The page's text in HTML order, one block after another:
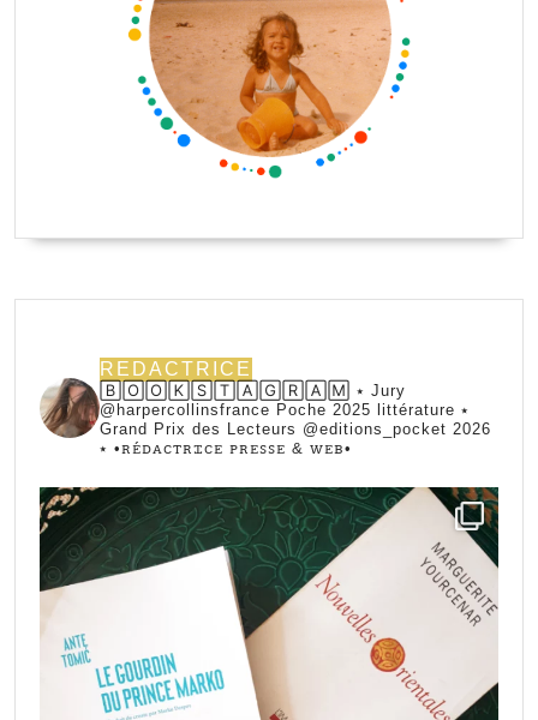
REDACTRICE
🄱🄾🄾🄺🅂🅃🄰🄶🅁🄰🄼 ⭑ Jury
@harpercollinsfrance Poche 2025 littérature ⭑
Grand Prix des Lecteurs @editions_pocket 2026
⭑ •ꭱꭼ́ꭰꭺꮯꭲꭱꮖꮯꭼ ꮲꭱꭼꮪꮪꭼ & ꮃꭼᏼ•